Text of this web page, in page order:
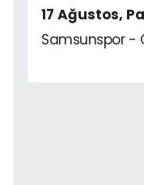
17 Ağustos,
Samsunspor -